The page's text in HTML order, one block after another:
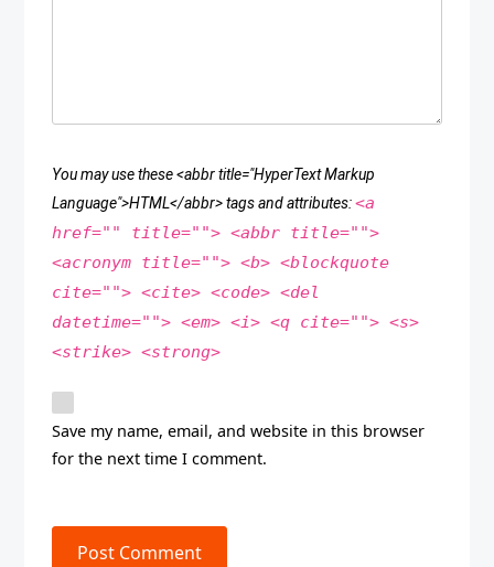
You may use these <abbr title="HyperText Markup
Language">HTML</abbr> tags and attributes:<a
href="" title=""> <abbr title="">
<acronym title=""> <b> <blockquote
cite=""> <cite> <code> <del
datetime=""> <em> <i> <q cite=""> <s>
<strike> <strong>
Save my name, email, and website in this browser
for the next time I comment.
Post Comment